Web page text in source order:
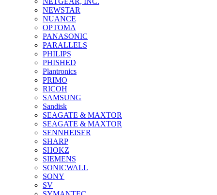
NEWSTAR
NUANCE
OPTOMA
PANASONIC
PARALLELS
PHILIPS
PHISHED
Plantronics
PRIMO
RICOH
SAMSUNG
Sandisk
SEAGATE & MAXTOR
SEAGATE & MAXTOR
SENNHEISER
SHARP
SHOKZ
SIEMENS
SONICWALL
SONY
SV